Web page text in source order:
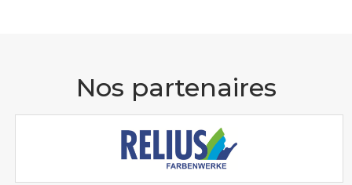
Nos partenaires